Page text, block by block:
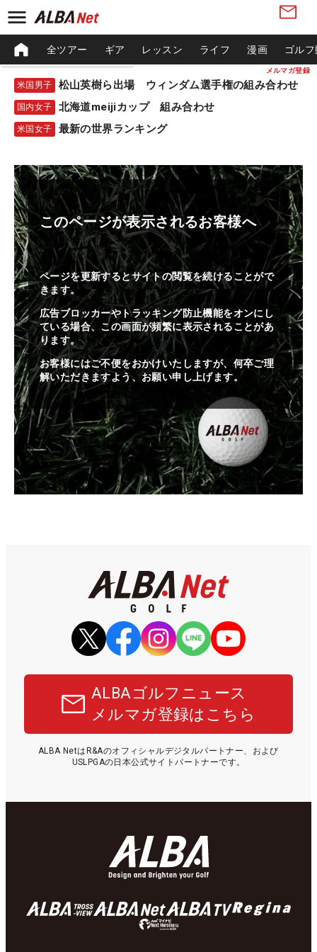
メルマガ登録
全ツアー ギア レッスン ライフ 漫画 ゴル
米国男子 松山英樹ら出場 ウィンダム選手権の組み合わせ
国内女子 北海道meijiカップ 組み合わせ
米国女子 最新の世界ランキング
このページが表示されるお客様へ
ページを更新するとサイトの閲覧を続けることがで
きます。
広告ブロッカーやトラッキング防止機能をオンにし
ている場合、この画面が頻繁に表示されることがあ
ります。
お客様にはご不便をおかけいたしますが、何卒ご理
解いただきますよう、お願い申し上げます。
ALBAゴルフニュース
メルマガ登録はこちら
ALBA NetはR&Aのオフィシャルデジタルパートナー、および
USLPGAの日本公式サイトパートナーです。